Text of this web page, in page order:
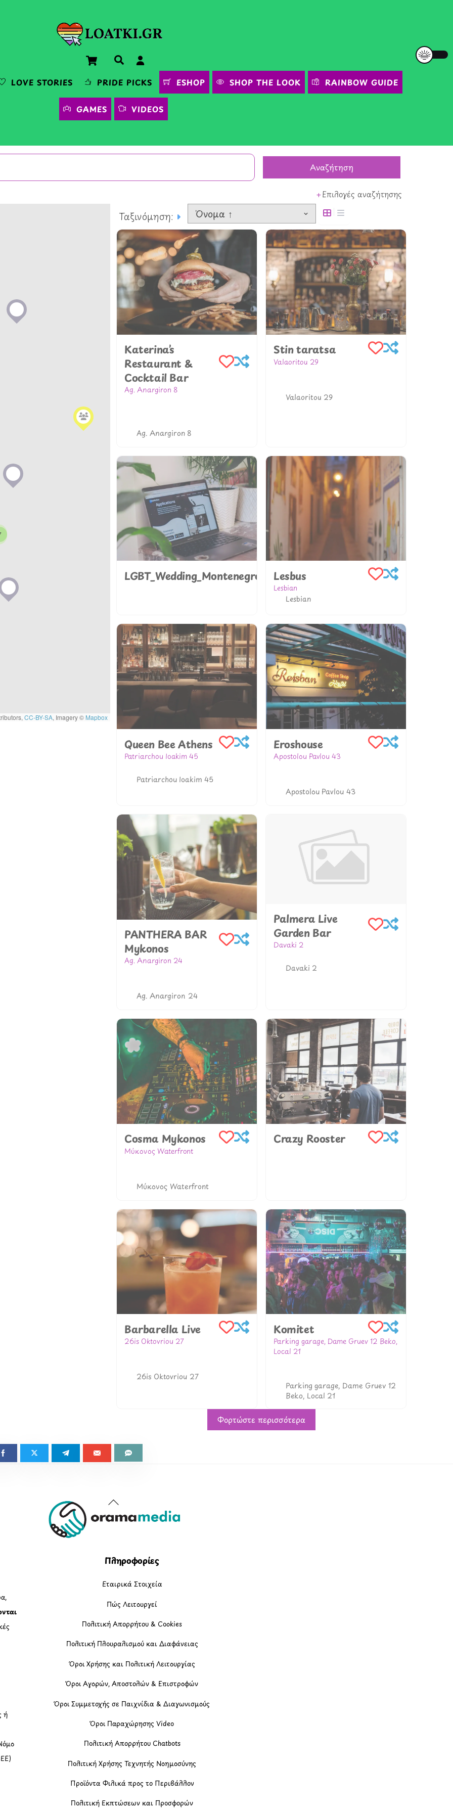
Cart Αναζήτηση
LOVE STORIES PRIDE PICKS ESHOP SHOP THE LOOK RAINBOW GUIDE
GAMES VIDEOS
Αναζήτηση
Επιλογές αναζήτησης
4
CC-BY-SA, Imagery © Mapbox
Ταξινόμηση:
Katerina’s
Restaurant &
Cocktail Bar
Ag. Anargiron 8
Ag. Anargiron 8
Stin taratsa
Valaoritou 29
Valaoritou 29
LGBT_Wedding_Montenegro Lesbus
Lesbian
Lesbian
Queen Bee Athens
Patriarchou Ioakim 45
Patriarchou Ioakim 45
Eroshouse
Apostolou Pavlou 43
Apostolou Pavlou 43
PANTHERA BAR
Mykonos
Ag. Anargiron 24
Ag. Anargiron 24
Palmera Live
Garden Bar
Davaki 2
Davaki 2
Cosma Mykonos
Μύκονος Waterfront
Μύκονος Waterfront
Crazy Rooster
Barbarella Live
26is Oktovriou 27
26is Oktovriou 27
Komitet
Parking garage, Dame Gruev 12 Beko,
Local 21
Parking garage, Dame Gruev 12
Beko, Local 21
Φορτώστε περισσότερα
Back
To
ή
Πληροφορίες
Εταιρικά Στοιχεία
Πώς Λειτουργεί
Πολιτική Απορρήτου & Cookies
Πολιτική Πλουραλισμού και Διαφάνειας
Όροι Χρήσης και Πολιτική Λειτουργίας
Όροι Αγορών, Αποστολών & Επιστροφών
Όροι Συμμετοχής σε Παιχνίδια & Διαγωνισμούς
Όροι Παραχώρησης Video
Πολιτική Απορρήτου Chatbots
Πολιτική Χρήσης Τεχνητής Νοημοσύνης
Προϊόντα Φιλικά προς το Περιβάλλον
Πολιτική Εκπτώσεων και Προσφορών